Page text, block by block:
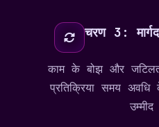
चरण 3:
काम के बोझ और
प्रतिक्रिया समय अवधि